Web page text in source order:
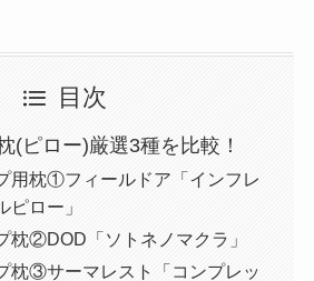
目次
(ピロー)厳選3種を比較！
用枕①フィールドア「インフレ
ピロー」
枕②DOD「ソトネノマクラ」
枕③サーマレスト「コンプレッ